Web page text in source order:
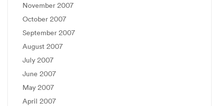
November 2007
October 2007
September 2007
August 2007
July 2007
June 2007
May 2007
April 2007